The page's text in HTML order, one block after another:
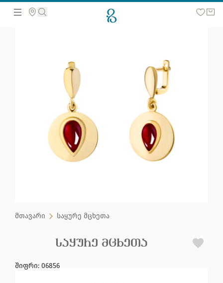
მთავარი საყურე მცხეთა
ᲡᲐᲧᲣᲠᲔ ᲛᲪᲮᲔᲗᲐ
შიფრი: 06856